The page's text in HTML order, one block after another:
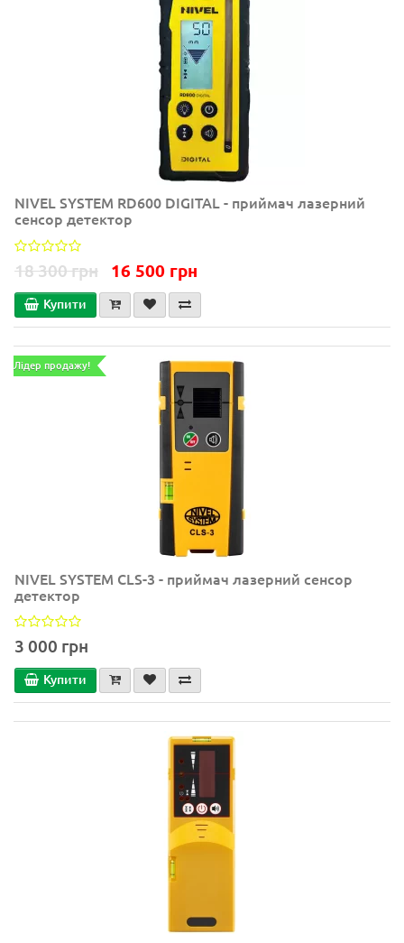
NIVEL SYSTEM RD600 DIGITAL - приймач лазерний
сенсор детектор
18 300 грн 16 500 грн
Купити
Лідер продажу!
NIVEL SYSTEM CLS-3 - приймач лазерний сенсор
детектор
3 000 грн
Купити